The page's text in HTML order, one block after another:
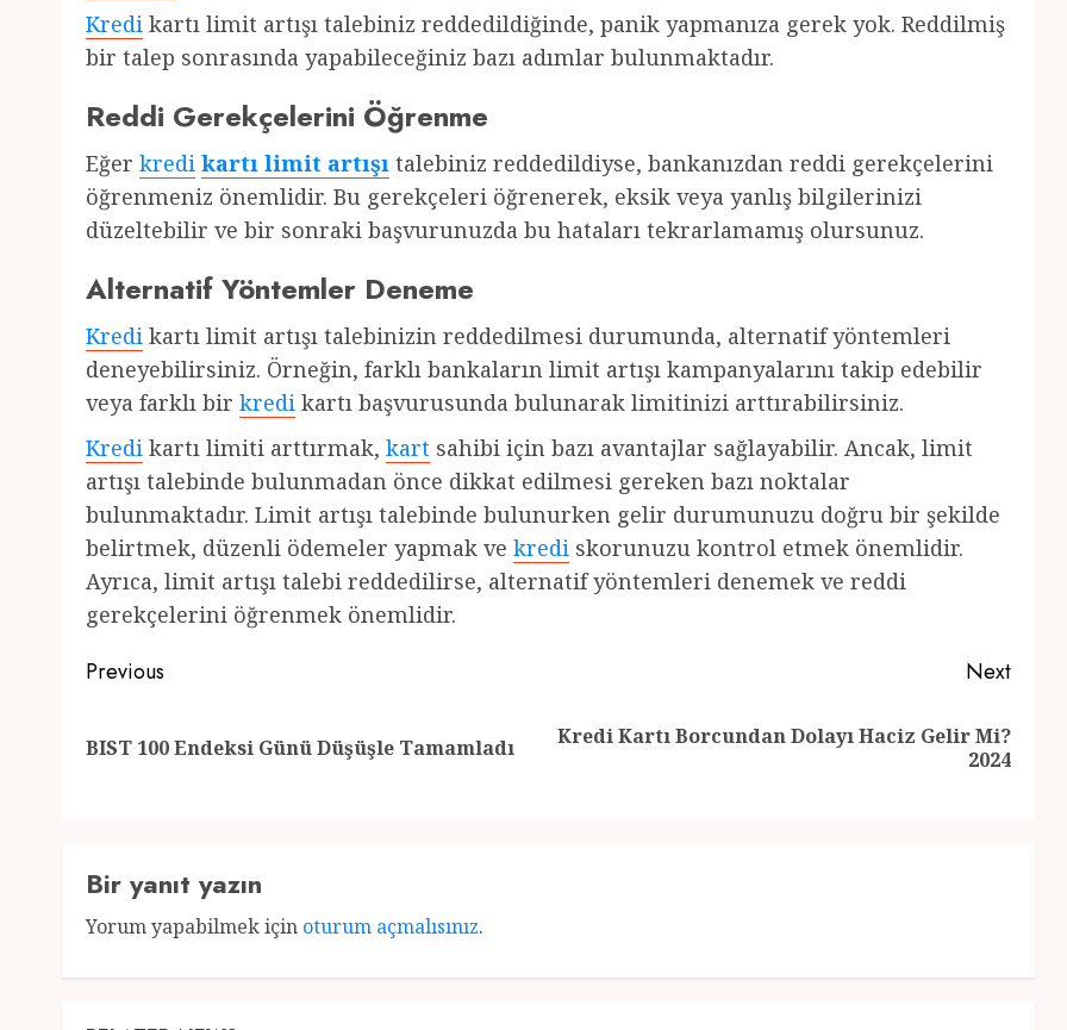
Kredi kartı limit artışı talebiniz reddedildiğinde, panik yapmanıza gerek yok. Reddilmiş
bir talep sonrasında yapabileceğiniz bazı adımlar bulunmaktadır.
Reddi Gerekçelerini Öğrenme
Eğer kredi kartı limit artışı talebiniz reddedildiyse, bankanızdan reddi gerekçelerini
öğrenmeniz önemlidir. Bu gerekçeleri öğrenerek, eksik veya yanlış bilgilerinizi
düzeltebilir ve bir sonraki başvurunuzda bu hataları tekrarlamamış olursunuz.
Alternatif Yöntemler Deneme
Kredi kartı limit artışı talebinizin reddedilmesi durumunda, alternatif yöntemleri
deneyebilirsiniz. Örneğin, farklı bankaların limit artışı kampanyalarını takip edebilir
veya farklı bir kredi kartı başvurusunda bulunarak limitinizi arttırabilirsiniz.
Kredi kartı limiti arttırmak, kart sahibi için bazı avantajlar sağlayabilir. Ancak, limit
artışı talebinde bulunmadan önce dikkat edilmesi gereken bazı noktalar
bulunmaktadır. Limit artışı talebinde bulunurken gelir durumunuzu doğru bir şekilde
belirtmek, düzenli ödemeler yapmak ve kredi skorunuzu kontrol etmek önemlidir.
Ayrıca, limit artışı talebi reddedilirse, alternatif yöntemleri denemek ve reddi
gerekçelerini öğrenmek önemlidir.
Post
Previous
Previous
BIST 100 Endeksi Günü Düşüşle Tamamladı
Next
Next
Kredi Kartı Borcundan Dolayı Haciz Gelir Mi?
2024
Bir yanıt yazın
Yorum yapabilmek için oturum açmalısınız.